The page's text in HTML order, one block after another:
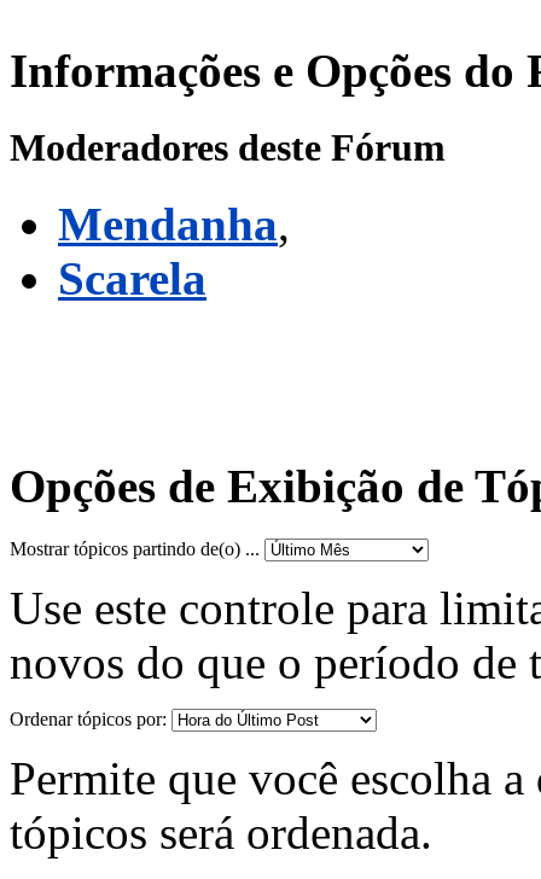
Informações e Opções do
Moderadores deste Fórum
Mendanha,
Scarela
Opções de Exibição de
Mostrar tópicos partindo de(o) ...
Use este controle para
novos do que o período de
Ordenar tópicos por:
Permite que você escolha
tópicos será ordenada.